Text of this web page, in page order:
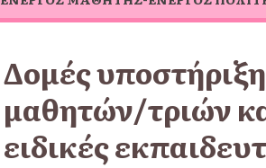
Δομές
μαθητών/τριών
ειδικές